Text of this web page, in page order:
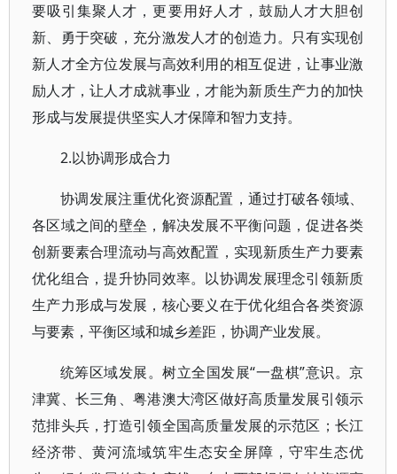
要吸引集聚人才，更要用好人才，鼓励人才大胆创
新、勇于突破，充分激发人才的创造力。只有实现创
新人才全方位发展与高效利用的相互促进，让事业激
励人才，让人才成就事业，才能为新质生产力的加快
形成与发展提供坚实人才保障和智力支持。
2.以协调形成合力
协调发展注重优化资源配置，通过打破各领域、
各区域之间的壁垒，解决发展不平衡问题，促进各类
创新要素合理流动与高效配置，实现新质生产力要素
优化组合，提升协同效率。以协调发展理念引领新质
生产力形成与发展，核心要义在于优化组合各类资源
与要素，平衡区域和城乡差距，协调产业发展。
统筹区域发展。树立全国发展“一盘棋”意识。京
津冀、长三角、粤港澳大湾区做好高质量发展引领示
范排头兵，打造引领全国高质量发展的示范区；长江
经济带、黄河流域筑牢生态安全屏障，守牢生态优